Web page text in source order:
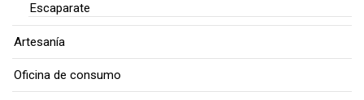
Escaparate
Artesanía
Oficina de consumo